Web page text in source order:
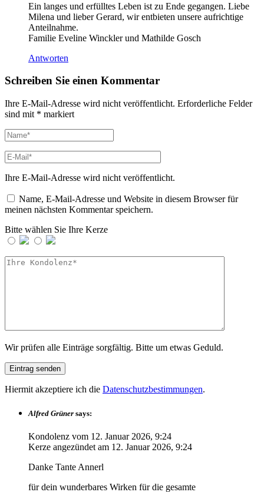
Ein langes und erfülltes Leben ist zu Ende gegangen. Liebe
Milena und lieber Gerard, wir entbieten unsere aufrichtige
Anteilnahme.
Familie Eveline Winckler und Mathilde Gosch
Antworten
Schreiben Sie einen Kommentar
Ihre E-Mail-Adresse wird nicht veröffentlicht. Erforderliche Felder
sind mit * markiert
Ihre E-Mail-Adresse wird nicht veröffentlicht.
Name, E-Mail-Adresse und Website in diesem Browser für
meinen nächsten Kommentar speichern.
Bitte wählen Sie Ihre Kerze
Wir prüfen alle Einträge sorgfältig. Bitte um etwas Geduld.
Hiermit akzeptiere ich die Datenschutzbestimmungen.
Alfred Grüner says:
Kondolenz vom 12. Januar 2026, 9:24
Kerze angezündet am 12. Januar 2026, 9:24
Danke Tante Annerl
für dein wunderbares Wirken für die gesamte